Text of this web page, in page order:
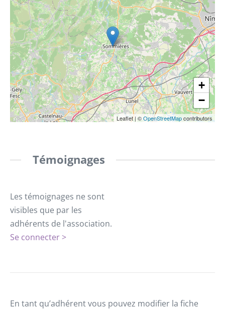
+
−
Leaflet| ©OpenStreetMapcontributors
Témoignages
Les témoignages ne sont
visibles que par les
adhérents de l'association.
Se connecter >
En tant qu’adhérent vous pouvez modifier la fiche